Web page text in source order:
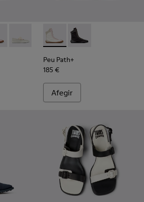
002 - Ballarines de pell negres per a
005
- K201921-004
Peu Path+ - K201921-001
Peu Path+ - K400862-001
Peu Path+ -
Peu Path+
185 €
Afegir